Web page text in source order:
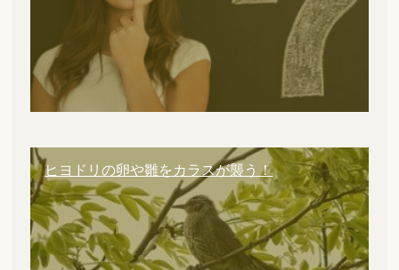
ヒヨドリの卵や雛をカラスが襲う！